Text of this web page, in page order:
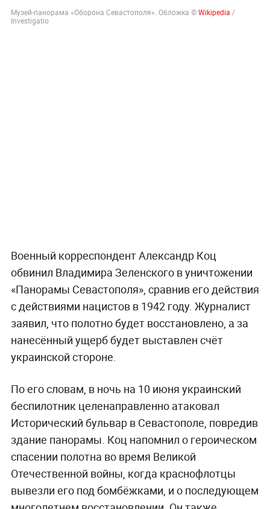
Музей-панорама «Оборона Севастополя». Обложка ©Wikipedia /
Investigatio
Военный корреспондент Александр Коц
обвинил Владимира Зеленского в уничтожении
«Панорамы Севастополя», сравнив его действия
с действиями нацистов в 1942 году. Журналист
заявил, что полотно будет восстановлено, а за
нанесённый ущерб будет выставлен счёт
украинской стороне.
По его словам, в ночь на 10 июня украинский
беспилотник целенаправленно атаковал
Исторический бульвар в Севастополе, повредив
здание панорамы. Коц напомнил о героическом
спасении полотна во время Великой
Отечественной войны, когда краснофлотцы
вывезли его под бомбёжками, и о последующем